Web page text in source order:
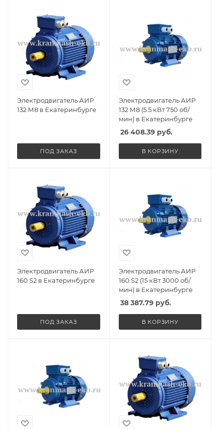
Электродвигатель АИР
132 М8 в Екатеринбурге
ПОД ЗАКАЗ
Электродвигатель АИР
132 М8 (5.5 кВт 750 об/
мин) в Екатеринбурге
26 408.39руб.
В КОРЗИНУ
Электродвигатель АИР
160 S2 в Екатеринбурге
ПОД ЗАКАЗ
Электродвигатель АИР
160 S2 (15 кВт 3000 об/
мин) в Екатеринбурге
38 387.79руб.
В КОРЗИНУ